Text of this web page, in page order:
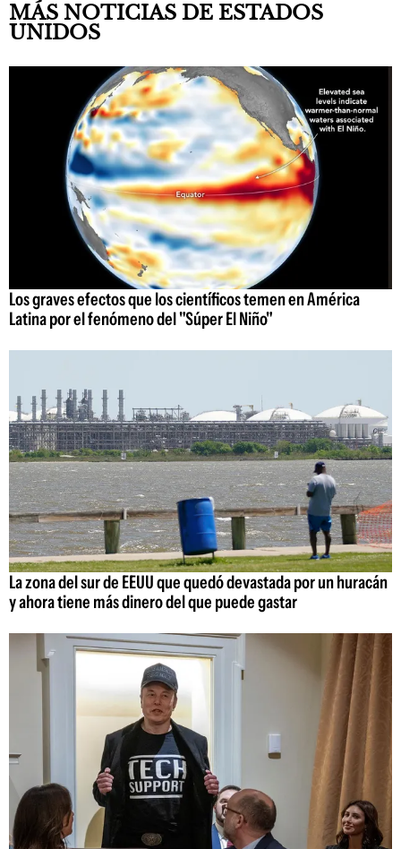
MÁS NOTICIAS DE ESTADOS
UNIDOS
Los graves efectos que los científicos temen en América
Latina por el fenómeno del "Súper El Niño"
La zona del sur de EEUU que quedó devastada por un huracán
y ahora tiene más dinero del que puede gastar